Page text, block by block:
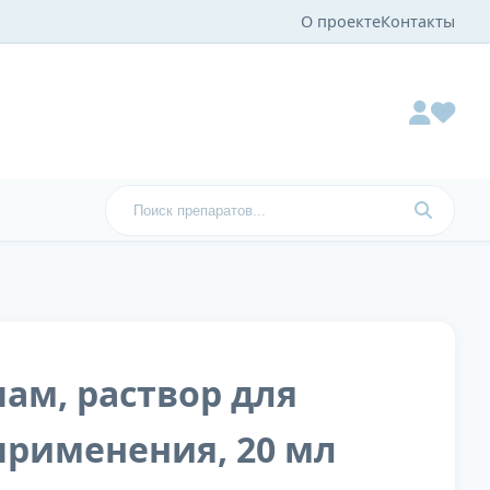
О проектеКонтакты
раствор для
20 мл